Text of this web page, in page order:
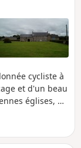
cycliste à
et d'un beau
églises, de
du